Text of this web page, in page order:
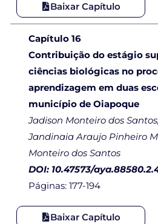
Baixar Capítulo
Capítulo 16
Contribuição do estágio
ciências biológicas no
aprendizagem em duas
município de Oiapoque
Jadison Monteiro dos
Jandinaia Araujo Pinheiro
Monteiro dos Santos
DOI: 10.47573/
Páginas: 177-194
Baixar Capítulo